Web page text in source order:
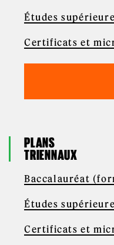
Études
Certificats et
PLANS
TRIENNAUX
Baccalauréat
Études
Certificats et